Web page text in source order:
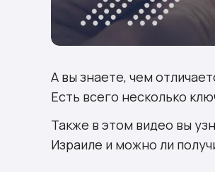
А вы знаете, чем
Есть всего несколько
Также в этом видео вы
Израиле и можно ли